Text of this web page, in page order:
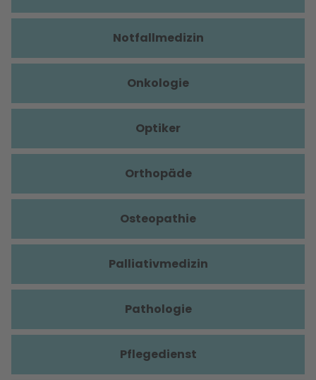
Notfallmedizin
Onkologie
Optiker
Orthopäde
Osteopathie
Palliativmedizin
Pathologie
Pflegedienst